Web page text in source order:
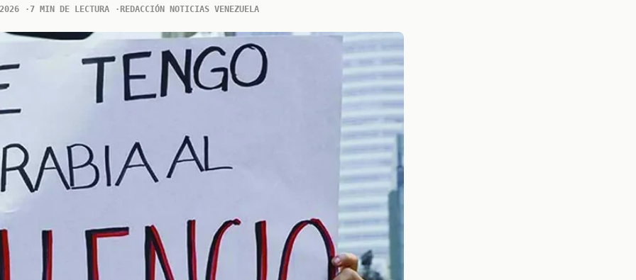
7 MIN DE LECTURA REDACCIÓN NOTICIAS VENEZUELA